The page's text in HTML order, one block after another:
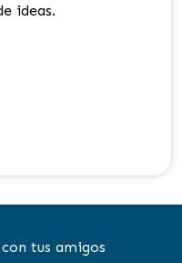
ideas.
tus amigos